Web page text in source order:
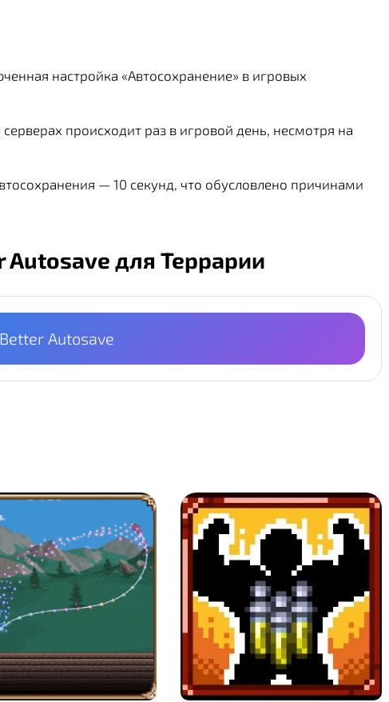
настройка «Автосохранение» в игровых
происходит раз в игровой день, несмотря на
— 10 секунд, что обусловлено причинами
Autosave для Террарии
Better Autosave